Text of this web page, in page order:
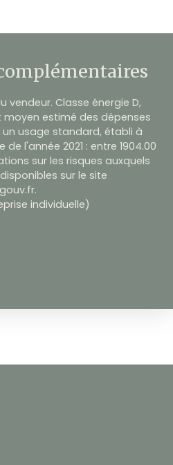
vendeur. Classe énergie D,
estimé des dépenses
usage standard, établi à
l'année 2021 : entre 1904.00
sur les risques auxquels
sur le site
individuelle)